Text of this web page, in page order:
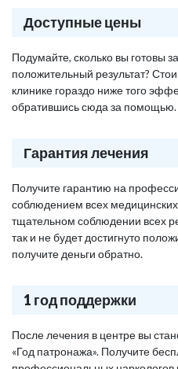
Доступные цены
Подумайте, сколько вы готовы
положительный результат?
клинике гораздо ниже того
обратившись сюда за помощью.
Гарантия лечения
Получите гарантию на
соблюдением всех
тщательном соблюдении всех
так и не будет достигнуто
получите деньги обратно.
1 год поддержки
После лечения в центре вы
«Год патронажа». Получите